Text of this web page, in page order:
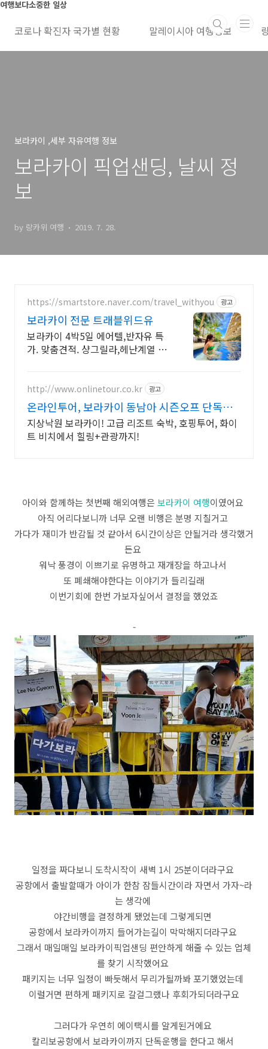
본문 바로가기
여행보다소중한 일상
코로나 확진자 국가별 현황 말레이시아 여행정보
보라카이 ,세부 자유여행 정보
보라카이 픽업샌딩, 날씨 정
보
by 랑카위 여행 2019. 7. 28.
https://smartstore.naver.com/travel_withyou 광고
보라카이 전문 트래블위드유
보라카이 4박5일 에어텔,반자유 특
가. 맞춤견적. 샹그릴라,헤난계열 객
http://www.onlinetour.co.kr 광고
온라인투어, 보라카이 동남아 시즌오프 단독혜
택!
지상낙원 보라카이! 고급 리조트 숙박, 호핑투어, 화이
트 비치에서 힐링+관광까지!
아이와 함께하는 첫번째 해외여행은 보라카이 여행이였어요
아직 어리다보니까 너무 오랜 비행은 분명 지칠거고
가다가 재미가 반감될 것 같아서 6시간이상은 안될거라 생각했거
든요
워낙 풍경이 이쁘기로 유명하고 재개장을 하고나서
또 폐쇄해야한다는 이야기가 들리길래
이번기회에 한번 가보자싶어서 결정을 했었죠
-
일정을 짜다보니 도착시작이 새벽 1시 25분이더라구요
공항에서 출발할때가 아이가 한참 잠들시간이라 자면서 가자~라
는 생각에
야간비행을 결정하게 됐었는데 그렇게되면
공항에서 보라카이까지 들어가는길이 막막해지더라구요
그래서 매일매일 보라카이픽업샌딩 편안하게 해줄 수 있는 업체
를 찾기 시작했어요
패키지는 너무 일정이 빠듯해서 무리가될까봐 포기했었는데
이럴거면 편하게 패키지로 갈걸그랬나 후회가되더라구요
그러다가 우연히 에이택시를 알게된거에요
칼리보공항에서 보라카이까지 단독운행을 한다고 해서